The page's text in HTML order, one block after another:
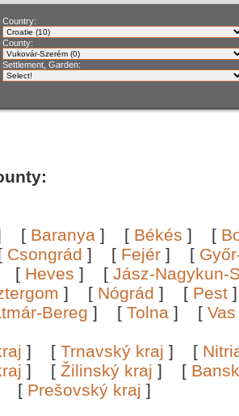
Country:
County:
Settlement, Garden:
[ Baranya ] [ Békés ] [
Csongrád ] [ Fejér ] [
[ Heves ] [ Jász-Nagykun-
] [ Nógrád ] [ Pest
Bereg ] [ Tolna ] [ Vas
] [ Trnavský kraj ] [
] [ Žilinský kraj ] [
[ Prešovský kraj ]